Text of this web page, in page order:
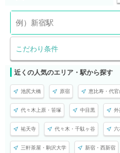
こだわり条件
近くの人気のエリア・駅から探す
池尻大橋 原宿 恵比寿・代官
代々木上原・笹塚 中目黒 外
祐天寺 代々木・千駄ヶ谷 六
三軒茶屋・駒沢大学 新宿・西新宿